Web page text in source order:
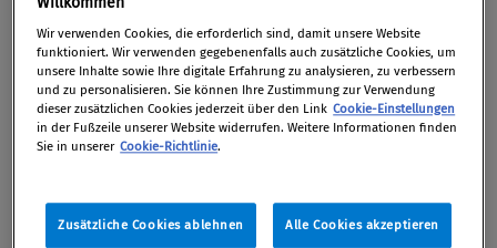
Das Compliance-Praxis-Webinar "NIS-2 und
Sicherheit in der Lieferkette" bietet einen Überblick
über den aktuellen Status der NIS-2-Verordnung in
Managementverpflichtungen, wie Schulungen,
Risikomanagement und Meldepflichten, zu
Wir verwenden Cookies, die erforderlich sind, damit unsere Website
funktioniert. Wir verwenden gegebenenfalls auch zusätzliche Cookies, um
unsere Inhalte sowie Ihre digitale Erfahrung zu analysieren, zu verbessern
und zu personalisieren. Sie können Ihre Zustimmung zur Verwendung
dieser zusätzlichen Cookies jederzeit über den Link Cookie-Einstellungen
in der Fußzeile unserer Website widerrufen. Weitere Informationen finden
Sie in unserer Cookie-Richtlinie.
Zusätzliche Cookies ablehnen Alle Cookies akzeptieren